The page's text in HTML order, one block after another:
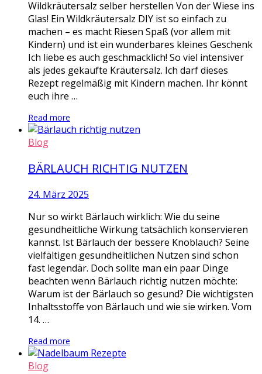
Wildkräutersalz selber herstellen Von der Wiese ins
Glas! Ein Wildkräutersalz DIY ist so einfach zu
machen – es macht Riesen Spaß (vor allem mit
Kindern) und ist ein wunderbares kleines Geschenk
Ich liebe es auch geschmacklich! So viel intensiver
als jedes gekaufte Kräutersalz. Ich darf dieses
Rezept regelmäßig mit Kindern machen. Ihr könnt
euch ihre …
Read more
Blog
BÄRLAUCH RICHTIG NUTZEN
24. März 2025
Nur so wirkt Bärlauch wirklich: Wie du seine
gesundheitliche Wirkung tatsächlich konservieren
kannst. Ist Bärlauch der bessere Knoblauch? Seine
vielfältigen gesundheitlichen Nutzen sind schon
fast legendär. Doch sollte man ein paar Dinge
beachten wenn Bärlauch richtig nutzen möchte:
Warum ist der Bärlauch so gesund? Die wichtigsten
Inhaltsstoffe von Bärlauch und wie sie wirken. Vom
14. …
Read more
Blog